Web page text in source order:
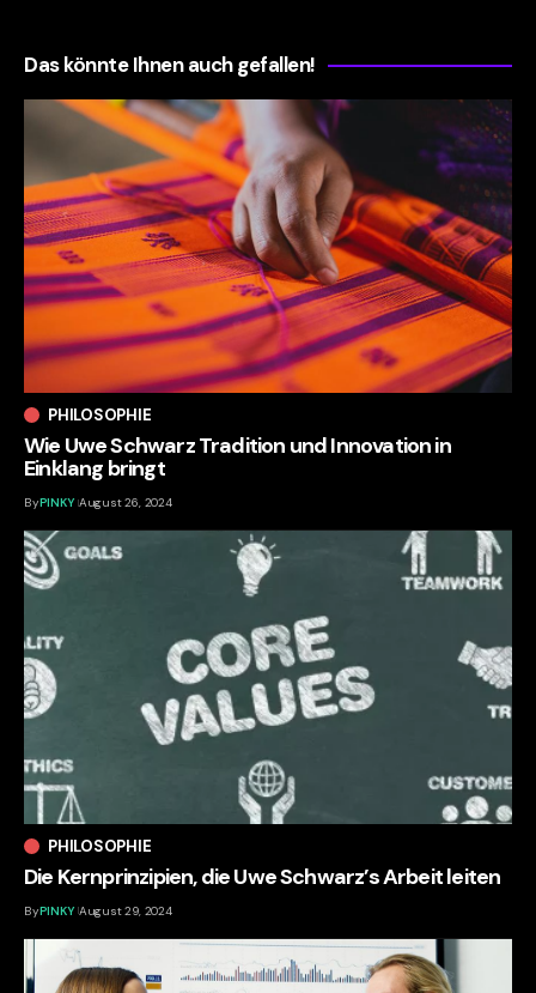
Das könnte Ihnen auch gefallen!
PHILOSOPHIE
Wie Uwe Schwarz Tradition und Innovation in
Einklang bringt
ByPINKY August 26, 2024
PHILOSOPHIE
Die Kernprinzipien, die Uwe Schwarz’s Arbeit leiten
ByPINKY August 29, 2024